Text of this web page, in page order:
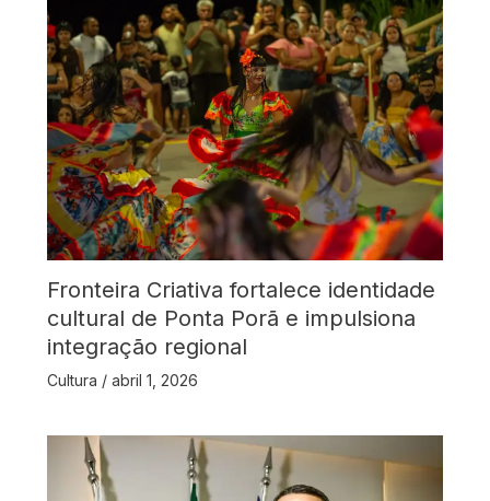
Fronteira Criativa fortalece identidade
cultural de Ponta Porã e impulsiona
integração regional
Cultura / abril 1, 2026